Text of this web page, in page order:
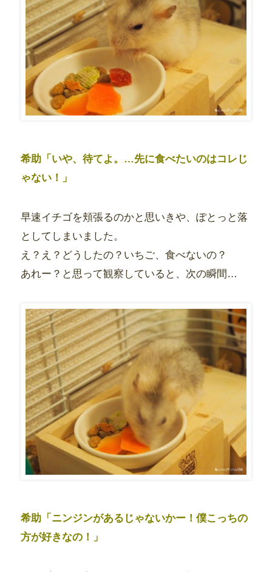
希助「いや、待てよ。…先に食べたいのはコレじ
ゃない！」
早速イチゴを頬張るのかと思いきや、ぽとっと落
としてしまいました。
え？え？どうしたの？いちご、食べないの？
あれー？と思って観察していると、次の瞬間…
希助「ニンジンがあるじゃないかー！僕こっちの
方が好きなの！」